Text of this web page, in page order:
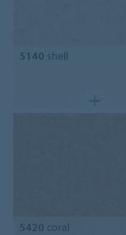
5140 shell
5420 coral